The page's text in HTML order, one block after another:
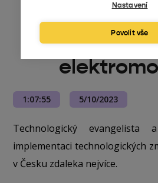
Nastavení
Povolit vše
1:07:55 5/10/2023
Technologický
implementaci technologických
v Česku zdaleka nejvíce.